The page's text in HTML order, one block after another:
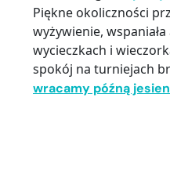
Piękne okoliczności
wyżywienie,
wycieczkach i
spokój na turniejach
wracamy późną